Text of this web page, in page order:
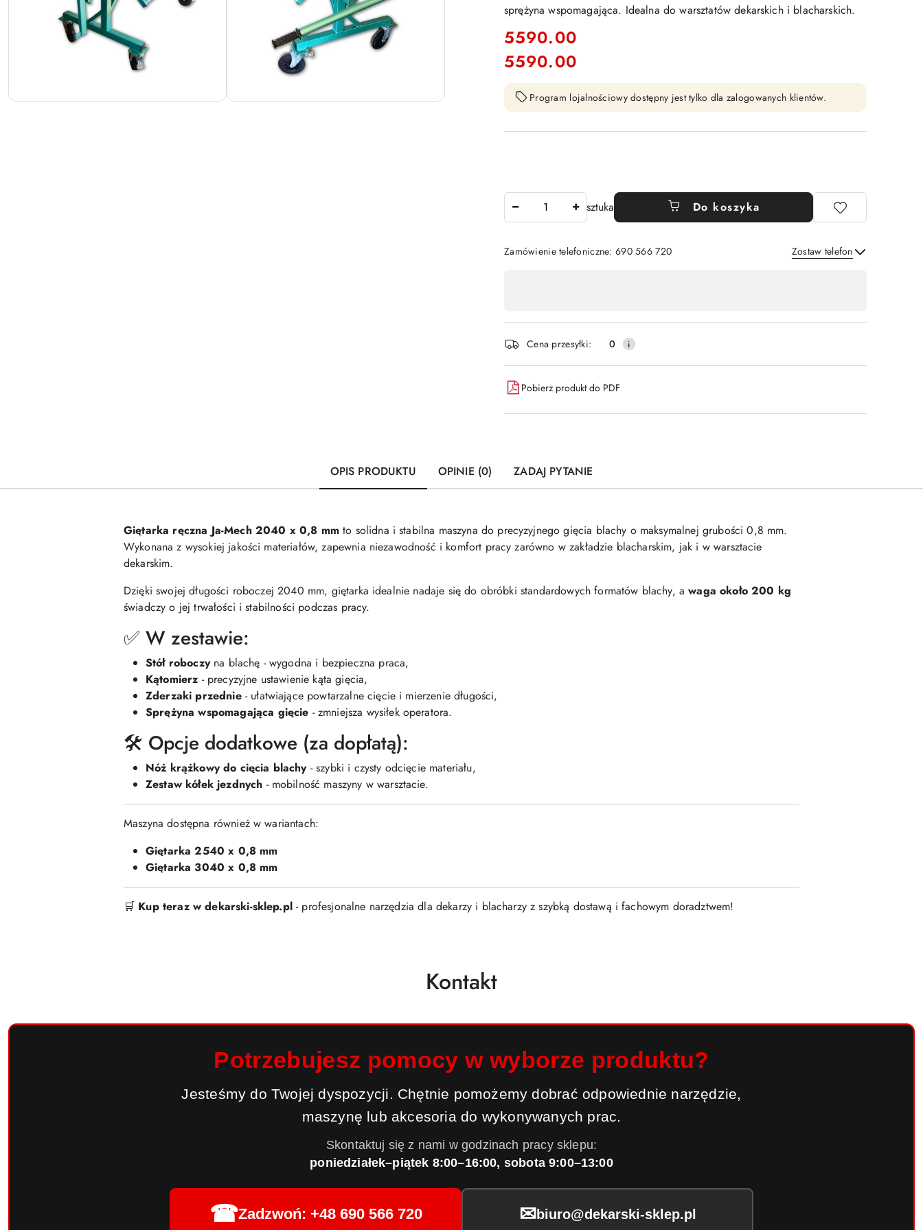
sprężyna wspomagająca. Idealna do warsztatów dekarskich i blacharskich.
cena:
5590.00
Cena:
5590.00
Program lojalnościowy dostępny jest tylko dla zalogowanych klientów.
sztuka Do koszyka
Zamówienie telefoniczne: 690 566 720 Zostaw telefon
płatność
i
dostawa
Cena przesyłki: 0
Pobierz produkt do PDF
OPIS PRODUKTU OPINIE (0) ZADAJ PYTANIE
Giętarka ręczna Ja-Mech 2040 x 0,8 mmto solidna i stabilna maszyna do precyzyjnego gięcia blachy o maksymalnej grubości 0,8 mm.
Wykonana z wysokiej jakości materiałów, zapewnia niezawodność i komfort pracy zarówno w zakładzie blacharskim, jak i w warsztacie
dekarskim.
Dzięki swojej długości roboczej 2040 mm, giętarka idealnie nadaje się do obróbki standardowych formatów blachy, awaga około 200 kg
świadczy o jej trwałości i stabilności podczas pracy.
✅ W zestawie:
Stół roboczyna blachę - wygodna i bezpieczna praca,
Kątomierz - precyzyjne ustawienie kąta gięcia,
Zderzaki przednie- ułatwiające powtarzalne cięcie i mierzenie długości,
Sprężyna wspomagająca gięcie - zmniejsza wysiłek operatora.
🛠️ Opcje dodatkowe (za dopłatą):
Nóż krążkowy do cięcia blachy- szybki i czysty odcięcie materiału,
Zestaw kółek jezdnych - mobilność maszyny w warsztacie.
Maszyna dostępna również w wariantach:
Giętarka 2540 x 0,8 mm
Giętarka 3040 x 0,8 mm
🛒 Kup teraz w dekarski-sklep.pl- profesjonalne narzędzia dla dekarzy i blacharzy z szybką dostawą i fachowym doradztwem!
Kontakt
Potrzebujesz pomocy w wyborze produktu?
Jesteśmy do Twojej dyspozycji. Chętnie pomożemy dobrać odpowiednie narzędzie,
maszynę lub akcesoria do wykonywanych prac.
Skontaktuj się z nami w godzinach pracy sklepu:
poniedziałek–piątek 8:00–16:00, sobota 9:00–13:00
☎Zadzwoń: +48 690 566 720 ✉ biuro@dekarski-sklep.pl